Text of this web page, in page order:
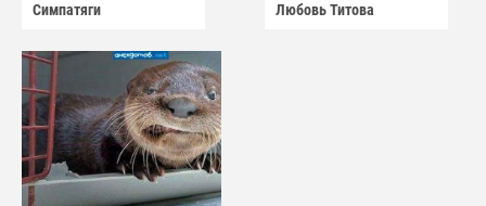
Симпатяги Любовь Титова